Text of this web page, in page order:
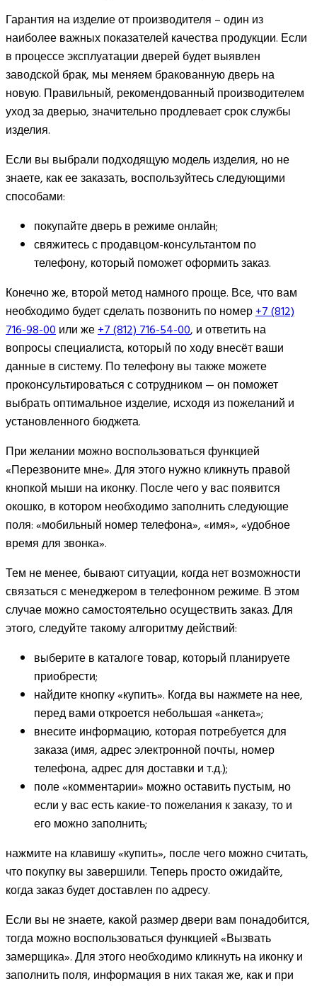
Гарантия на изделие от производителя – один из
наиболее важных показателей качества продукции. Если
в процессе эксплуатации дверей будет выявлен
заводской брак, мы меняем бракованную дверь на
новую. Правильный, рекомендованный производителем
уход за дверью, значительно продлевает срок службы
изделия.
Если вы выбрали подходящую модель изделия, но не
знаете, как ее заказать, воспользуйтесь следующими
способами:
покупайте дверь в режиме онлайн;
свяжитесь с продавцом-консультантом по
телефону, который поможет оформить заказ.
Конечно же, второй метод намного проще. Все, что вам
необходимо будет сделать позвонить по номер+7 (812)
716-98-00или же+7 (812) 716-54-00, и ответить на
вопросы специалиста, который по ходу внесёт ваши
данные в систему. По телефону вы также можете
проконсультироваться с сотрудником — он поможет
выбрать оптимальное изделие, исходя из пожеланий и
установленного бюджета.
При желании можно воспользоваться функцией
«Перезвоните мне». Для этого нужно кликнуть правой
кнопкой мыши на иконку. После чего у вас появится
окошко, в котором необходимо заполнить следующие
поля: «мобильный номер телефона», «имя», «удобное
время для звонка».
Тем не менее, бывают ситуации, когда нет возможности
связаться с менеджером в телефонном режиме. В этом
случае можно самостоятельно осуществить заказ. Для
этого, следуйте такому алгоритму действий:
выберите в каталоге товар, который планируете
приобрести;
найдите кнопку «купить». Когда вы нажмете на нее,
перед вами откроется небольшая «анкета»;
внесите информацию, которая потребуется для
заказа (имя, адрес электронной почты, номер
телефона, адрес для доставки и т.д.);
поле «комментарии» можно оставить пустым, но
если у вас есть какие-то пожелания к заказу, то и
его можно заполнить;
нажмите на клавишу «купить», после чего можно считать,
что покупку вы завершили. Теперь просто ожидайте,
когда заказ будет доставлен по адресу.
Если вы не знаете, какой размер двери вам понадобится,
тогда можно воспользоваться функцией «Вызвать
замерщика». Для этого необходимо кликнуть на иконку и
заполнить поля, информация в них такая же, как и при